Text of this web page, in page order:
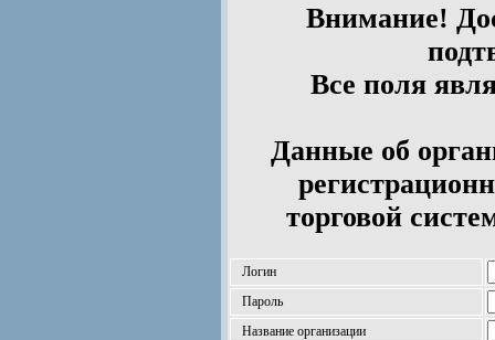
Внимание!
Все поля
Данные об
торговой
Логин
Пароль
Название организации